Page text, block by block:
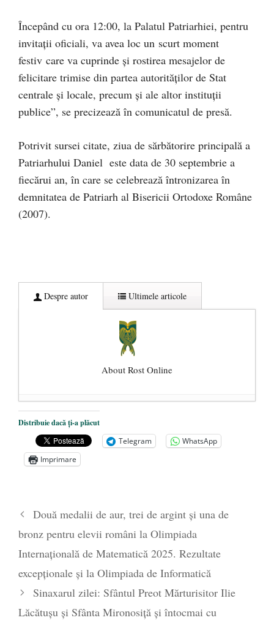
Începând cu ora 12:00, la Palatul Patriarhiei, pentru
invitații oficiali, va avea loc un scurt moment
festiv care va cuprinde și rostirea mesajelor de
felicitare trimise din partea autorităților de Stat
centrale și locale, precum și ale altor instituții
publice”, se precizează în comunicatul de presă.
Potrivit sursei citate, ziua de sărbătorire principală a
Patriarhului Daniel este data de 30 septembrie a
fiecărui an, în care se celebrează întronizarea în
demnitatea de Patriarh al Bisericii Ortodoxe Române
(2007).
Despre autor Ultimele articole
About Rost Online
Dezvăluiri cutremurătoare despre
președintele Ucrainei, Volodymyr
Zelensky
- 13 mai 2026
Statul care servește Națiunea
poetului Octavian Goga, înlăturat din Iași
- 16 aprilie 2026
Distribuie dacă ți-a plăcut
Telegram
WhatsApp
Imprimare
Două medalii de aur, trei de argint și una de
bronz pentru elevii români la Olimpiada
Internațională de Matematică 2025. Rezultate
excepționale și la Olimpiada de Informatică
Sinaxarul zilei: Sfântul Preot Mărturisitor Ilie
Lăcătuşu și Sfânta Mironosiţă şi întocmai cu